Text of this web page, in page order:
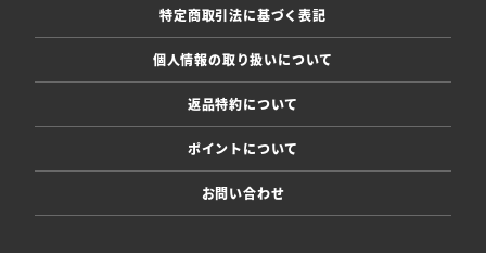
特定商取引法に基づく表記
個人情報の取り扱いについて
返品特約について
ポイントについて
お問い合わせ